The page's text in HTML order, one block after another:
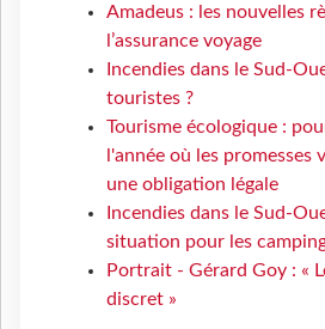
Amadeus : les nouvelles
l’assurance voyage
Incendies dans le Sud-
touristes ?
Tourisme écologique :
l'année où les promesses
une obligation légale
Incendies dans le Sud-
situation pour les
Portrait - Gérard Goy : «
discret »